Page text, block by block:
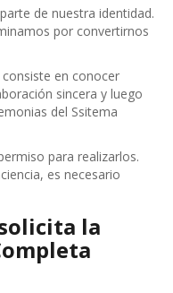
de nuestra identidad.
por convertirnos
en conocer
sincera y luego
del Ssitema
para realizarlos.
es necesario
la